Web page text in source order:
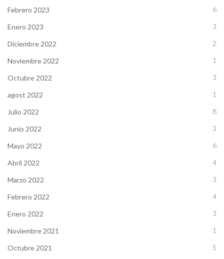
Febrero 2023 6
Enero 2023 3
Diciembre 2022 2
Noviembre 2022 1
Octubre 2022 3
agost 2022 1
Julio 2022 8
Junio 2022 3
Mayo 2022 6
Abril 2022 4
Marzo 2022 3
Febrero 2022 4
Enero 2022 3
Noviembre 2021 1
Octubre 2021 5